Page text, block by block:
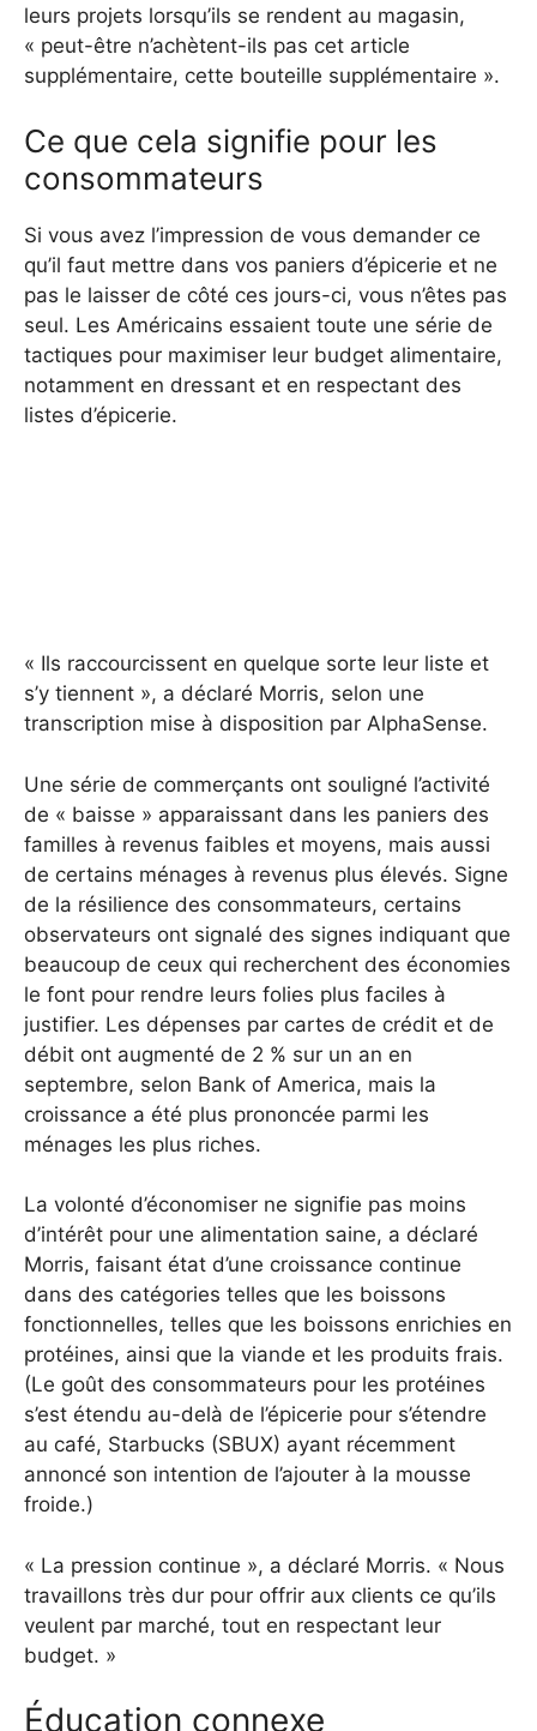
leurs projets lorsqu’ils se rendent au magasin,
« peut-être n’achètent-ils pas cet article
supplémentaire, cette bouteille supplémentaire ».
Ce que cela signifie pour les
consommateurs
Si vous avez l’impression de vous demander ce
qu’il faut mettre dans vos paniers d’épicerie et ne
pas le laisser de côté ces jours-ci, vous n’êtes pas
seul. Les Américains essaient toute une série de
tactiques pour maximiser leur budget alimentaire,
notamment en dressant et en respectant des
listes d’épicerie.
« Ils raccourcissent en quelque sorte leur liste et
s’y tiennent », a déclaré Morris, selon une
transcription mise à disposition par AlphaSense.
Une série de commerçants ont souligné l’activité
de « baisse » apparaissant dans les paniers des
familles à revenus faibles et moyens, mais aussi
de certains ménages à revenus plus élevés. Signe
de la résilience des consommateurs, certains
observateurs ont signalé des signes indiquant que
beaucoup de ceux qui recherchent des économies
le font pour rendre leurs folies plus faciles à
justifier. Les dépenses par cartes de crédit et de
débit ont augmenté de 2 % sur un an en
septembre, selon Bank of America, mais la
croissance a été plus prononcée parmi les
ménages les plus riches.
La volonté d’économiser ne signifie pas moins
d’intérêt pour une alimentation saine, a déclaré
Morris, faisant état d’une croissance continue
dans des catégories telles que les boissons
fonctionnelles, telles que les boissons enrichies en
protéines, ainsi que la viande et les produits frais.
(Le goût des consommateurs pour les protéines
s’est étendu au-delà de l’épicerie pour s’étendre
au café, Starbucks (SBUX) ayant récemment
annoncé son intention de l’ajouter à la mousse
froide.)
« La pression continue », a déclaré Morris. « Nous
travaillons très dur pour offrir aux clients ce qu’ils
veulent par marché, tout en respectant leur
budget. »
Éducation connexe